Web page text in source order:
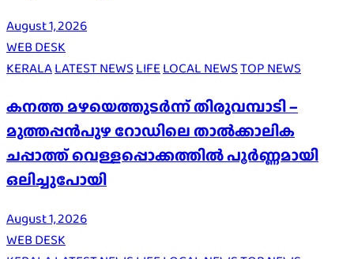
August 1, 2026
WEB DESK
KERALALATEST NEWS LIFE LOCAL NEWSTOP NEWS
കനത്ത മഴയെത്തുടർന്ന് തിരുവമ്പാടി –
മുത്തപ്പൻപുഴ റോഡിലെ താൽക്കാലിക
ചപ്പാത്ത് വെള്ളപ്പൊക്കത്തിൽ പൂർണ്ണമായി
ഒലിച്ചുപോയി
August 1, 2026
WEB DESK